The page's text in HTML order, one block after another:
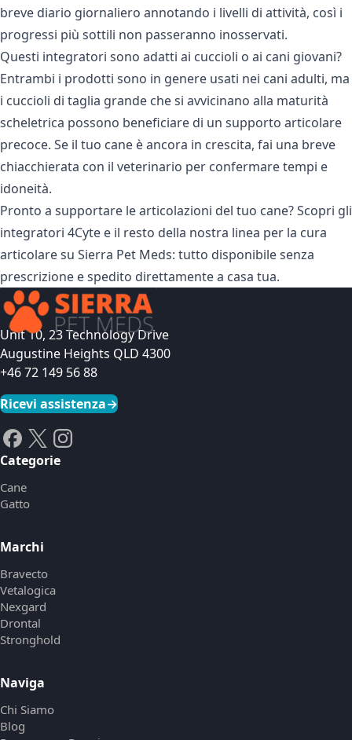
breve diario giornaliero annotando i livelli di attività, così i
progressi più sottili non passeranno inosservati.
Questi integratori sono adatti ai cuccioli o ai cani giovani?
Entrambi i prodotti sono in genere usati nei cani adulti, ma
i cuccioli di taglia grande che si avvicinano alla maturità
scheletrica possono beneficiare di un supporto articolare
precoce. Se il tuo cane è ancora in crescita, fai una breve
chiacchierata con il veterinario per confermare tempi e
idoneità.
Pronto a supportare le articolazioni del tuo cane? Scopri gli
integratori 4Cyte e il resto della nostra linea per la cura
articolare su Sierra Pet Meds: tutto disponibile senza
prescrizione e spedito direttamente a casa tua.
Unit 10, 23 Technology Drive
Augustine Heights QLD 4300
+46 72 149 56 88
Ricevi assistenza→
Categorie
Cane
Gatto
Marchi
Bravecto
Vetalogica
Nexgard
Drontal
Stronghold
Naviga
Chi Siamo
Blog